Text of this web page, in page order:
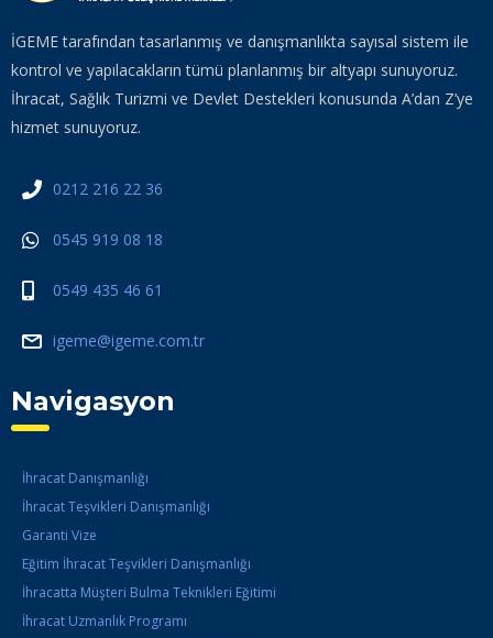
İGEME tarafından tasarlanmış ve danışmanlıkta sayısal sistem ile
kontrol ve yapılacakların tümü planlanmış bir altyapı sunuyoruz.
İhracat, Sağlık Turizmi ve Devlet Destekleri konusunda A’dan Z’ye
hizmet sunuyoruz.
0212 216 22 36
0545 919 08 18
0549 435 46 61
igeme@igeme.com.tr
Navigasyon
İhracat Danışmanlığı
İhracat Teşvikleri Danışmanlığı
Garanti Vize
Eğitim İhracat Teşvikleri Danışmanlığı
İhracatta Müşteri Bulma Teknikleri Eğitimi
İhracat Uzmanlık Programı